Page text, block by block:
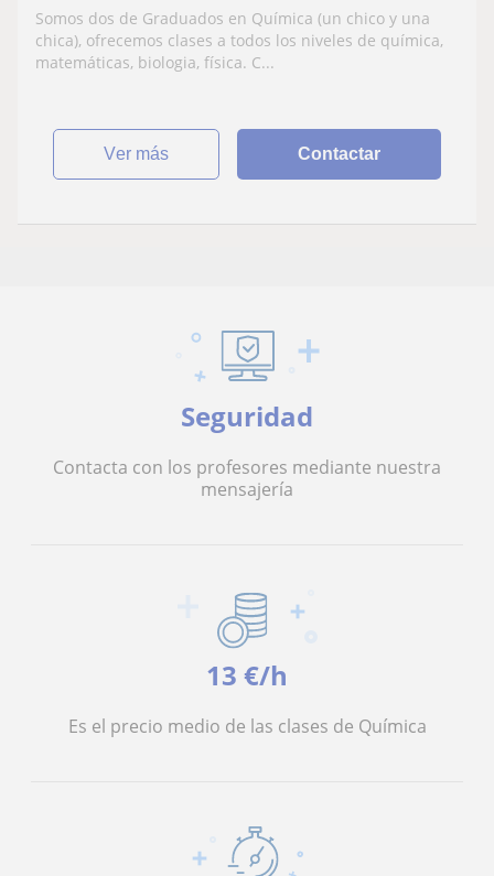
Somos dos de Graduados en Química (un chico y una
chica), ofrecemos clases a todos los niveles de química,
matemáticas, biologia, física. C...
ver más Contactar
Seguridad
Contacta con los profesores mediante nuestra
mensajería
13 €/h
Es el precio medio de las clases de Química